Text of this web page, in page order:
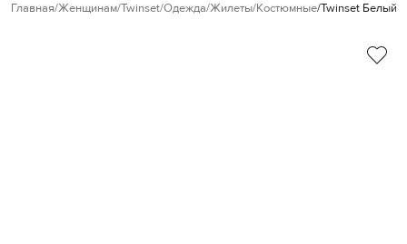
Главная Женщинам Twinset Одежда Жилеты Костюмные Twinset Белый